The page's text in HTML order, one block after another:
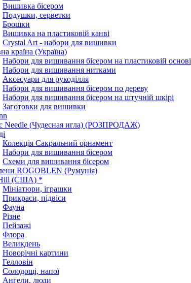
Вишивка бісером
Подушки, серветки
Брошки
Вишивка на пластиковій канві
Crystal Art - набори для вишивки
країна (Україна)
Набори для вишивання бісером на пластиковій основі
Набори для вишивання нитками
Аксесуари для рукоділля
Набори для вишивання бісером по дереву
Набори для вишивання бісером на штучній шкірі
Заготовки для вишивки
Needle (Чудесная игла) (РОЗПРОДАЖ)
Колекція Сакральний орнамент
Набори для вишивання бісером
Схеми для вишивання бісером
ROGOBLEN (Румунія)
(США) *
Мініатюри, іграшки
Прикраси, підвіси
Фауна
Різне
Пейзажі
Флора
Великдень
Новорічні картини
Гелловін
Солодощі, напої
Ангели, люди